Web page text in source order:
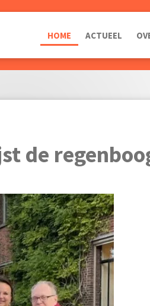
HOME ACTUEEL
de